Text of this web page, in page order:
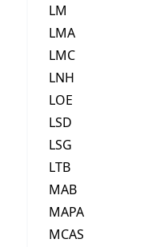
LM
LMA
LMC
LNH
LOE
LSD
LSG
LTB
MAB
MAPA
MCAS